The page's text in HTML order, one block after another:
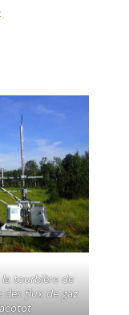
tourbière de
des flux de gaz